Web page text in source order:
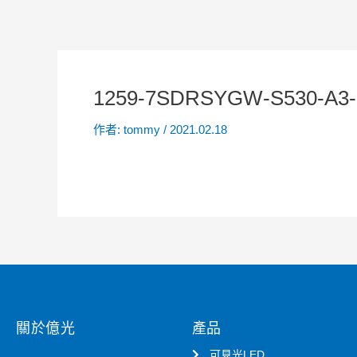
1259-7SDRSYGW-S530-
作者: tommy / 2021.02.18
關於億光 產品